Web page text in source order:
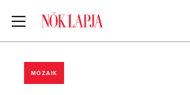
MOZAIK